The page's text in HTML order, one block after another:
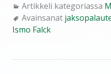
bo
ok
tte
r
ts ail
Artikkeli kategoriassa
Avainsanat
Ismo Falck